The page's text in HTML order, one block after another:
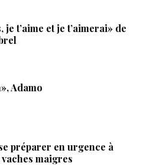
je t’aime et je t’aimerai» de
Adamo
préparer en urgence à
vaches maigres